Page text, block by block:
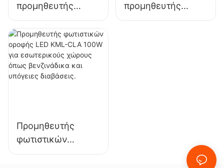
προμηθευτής
φωτιστικών LED
υψηλής ευκρίνειας
για βιομηχανικές
εγκαταστάσεις,
αποθήκες και
προμηθευτής
φωτιστικών LED
Προμηθευτής
φωτιστικών
οροφής LED KML-